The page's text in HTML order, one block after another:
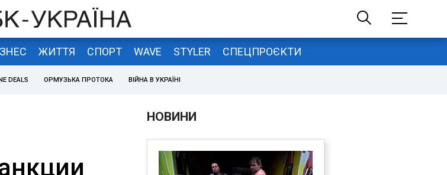
ЖИТТЯ СПОРТ WAVE STYLER СПЕЦПРОЄКТИ
DEALS ОРМУЗЬКА ПРОТОКА ВІЙНА В УКРАЇНІ
НОВИНИ